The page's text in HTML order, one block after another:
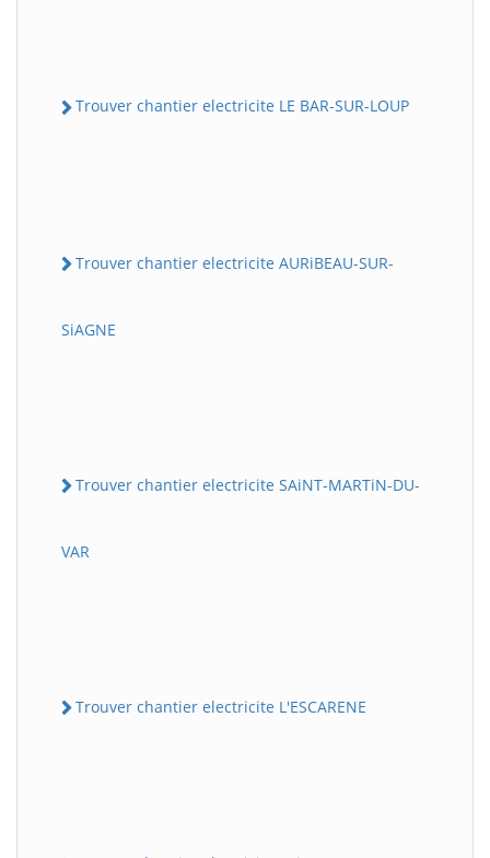
Trouver chantier electricite LE BAR-SUR-LOUP
Trouver chantier electricite AURiBEAU-SUR-
SiAGNE
Trouver chantier electricite SAiNT-MARTiN-DU-
VAR
Trouver chantier electricite L'ESCARENE